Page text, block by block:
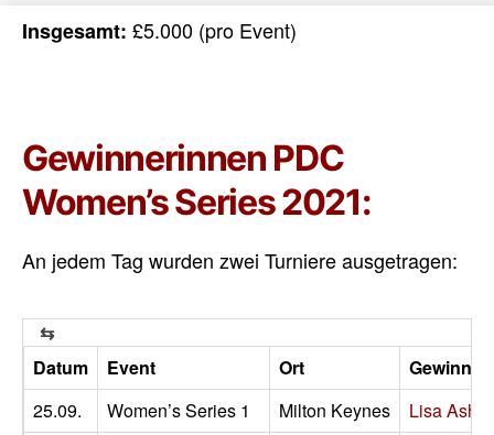
Insgesamt: £5.000 (pro Event)
Gewinnerinnen PDC
Women’s Series 2021:
An jedem Tag wurden zwei Turniere ausgetragen:
Datum Event Ort
25.09.
Women’s Series 1 Milton Keynes
Lisa